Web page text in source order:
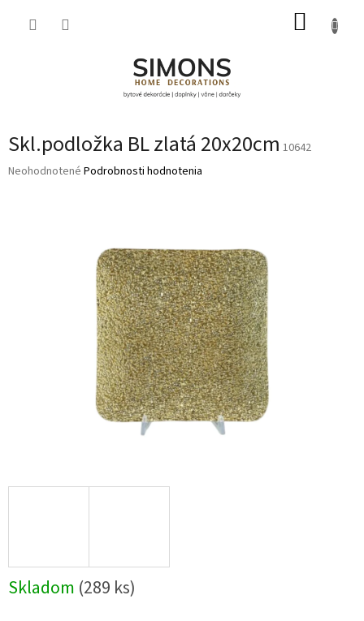
Skl.podložka BL zlatá 20x20cm 10642
Priemerné
Neohodnotené Podrobnosti hodnotenia
Skladom (289 ks)